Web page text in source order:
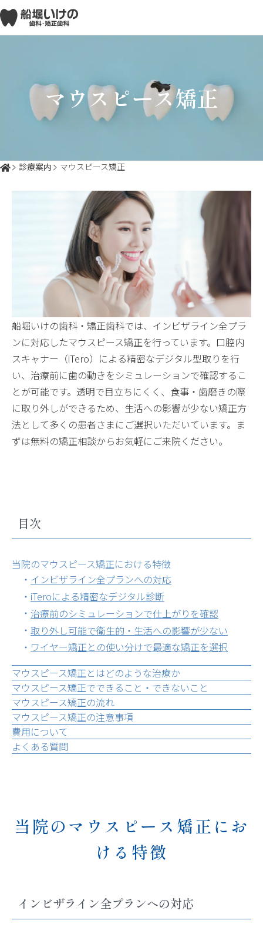
マウスピース矯正
診療案内 マウスピース矯正
船堀いけの歯科・矯正歯科では、インビザライン全プラ
ンに対応したマウスピース矯正を行っています。口腔内
スキャナー（iTero）による精密なデジタル型取りを行
い、治療前に歯の動きをシミュレーションで確認するこ
とが可能です。透明で目立ちにくく、食事・歯磨きの際
に取り外しができるため、生活への影響が少ない矯正方
法として多くの患者さまにご選択いただいています。ま
ずは無料の矯正相談からお気軽にご来院ください。
目次
当院のマウスピース矯正における特徴
インビザライン全プランへの対応
iTeroによる精密なデジタル診断
治療前のシミュレーションで仕上がりを確認
取り外し可能で衛生的・生活への影響が少ない
ワイヤー矯正との使い分けで最適な矯正を選択
マウスピース矯正とはどのような治療か
マウスピース矯正でできること・できないこと
マウスピース矯正の流れ
マウスピース矯正の注意事項
費用について
よくある質問
当院のマウスピース矯正にお
ける特徴
インビザライン全プランへの対応